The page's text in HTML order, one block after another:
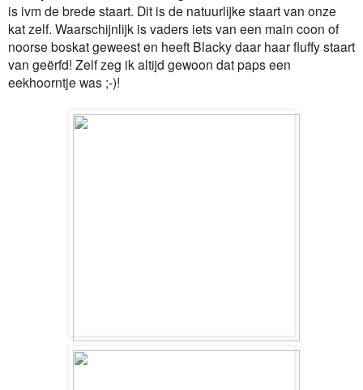
is ivm de brede staart. Dit is de natuurlijke staart van onze
kat zelf. Waarschijnlijk is vaders iets van een main coon of
noorse boskat geweest en heeft Blacky daar haar fluffy staart
van geërfd! Zelf zeg ik altijd gewoon dat paps een
eekhoorntje was ;-)!